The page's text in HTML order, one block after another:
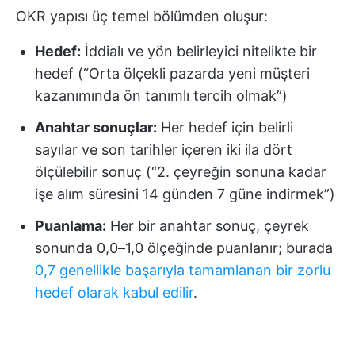
OKR yapısı üç temel bölümden oluşur:
Hedef: İddialı ve yön belirleyici nitelikte bir
hedef (“Orta ölçekli pazarda yeni müşteri
kazanımında ön tanımlı tercih olmak”)
Anahtar sonuçlar: Her hedef için belirli
sayılar ve son tarihler içeren iki ila dört
ölçülebilir sonuç (“2. çeyreğin sonuna kadar
işe alım süresini 14 günden 7 güne indirmek”)
Puanlama: Her bir anahtar sonuç, çeyrek
sonunda 0,0–1,0 ölçeğinde puanlanır; burada
0,7 genellikle başarıyla tamamlanan bir zorlu
hedef olarak kabul edilir.